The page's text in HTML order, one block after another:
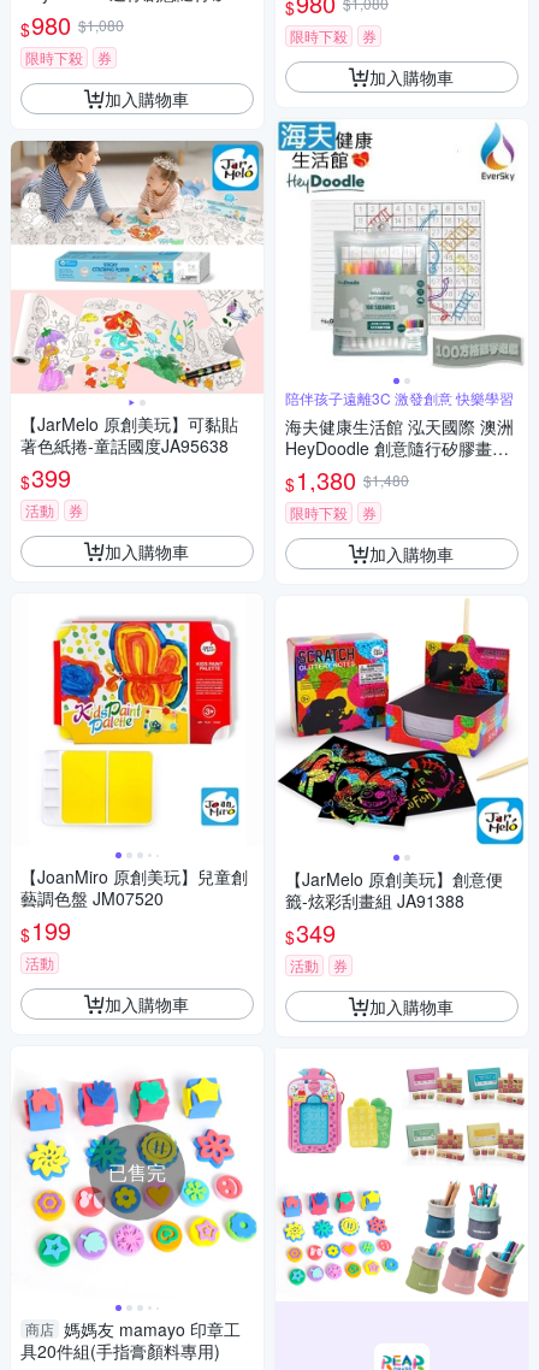
畫墊 交通工具 ABC
$980 $1,080
限時下殺
券
加入購物車
【JarMelo 原創美玩】可黏貼
著色紙捲-童話國度JA95638
$399
活動 券
加入購物車
【JoanMiro 原創美玩】兒童創
藝調色盤 JM07520
$199
活動
加入購物車
已售完
商店 媽媽友 mamayo 印章工
具20件組(手指膏顏料專用)
$
限時下殺
券
加入購物車
陪伴孩子遠離3C 激發創意 快樂學習
海夫健康生活館 泓天國際 澳洲
HeyDoodle 創意隨行矽膠畫墊
100方格數字遊戲
$1,380 $1,480
限時下殺
券
加入購物車
【JarMelo 原創美玩】創意便
籤-炫彩刮畫組 JA91388
$349
活動 券
加入購物車